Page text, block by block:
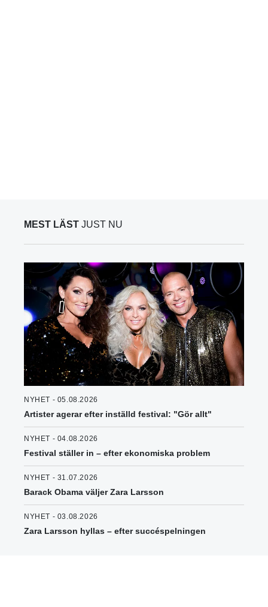
MEST LÄST JUST NU
NYHET - 05.08.2026
Artister agerar efter inställd festival: "Gör allt"
NYHET - 04.08.2026
Festival ställer in – efter ekonomiska problem
NYHET - 31.07.2026
Barack Obama väljer Zara Larsson
NYHET - 03.08.2026
Zara Larsson hyllas – efter succéspelningen